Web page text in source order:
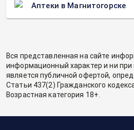
Аптеки в Магнитогорске
Вся представленная на сайте
информационный характер и ни при
является публичной офертой,
Статьи 437(2) Гражданского
Возрастная категория 18+.